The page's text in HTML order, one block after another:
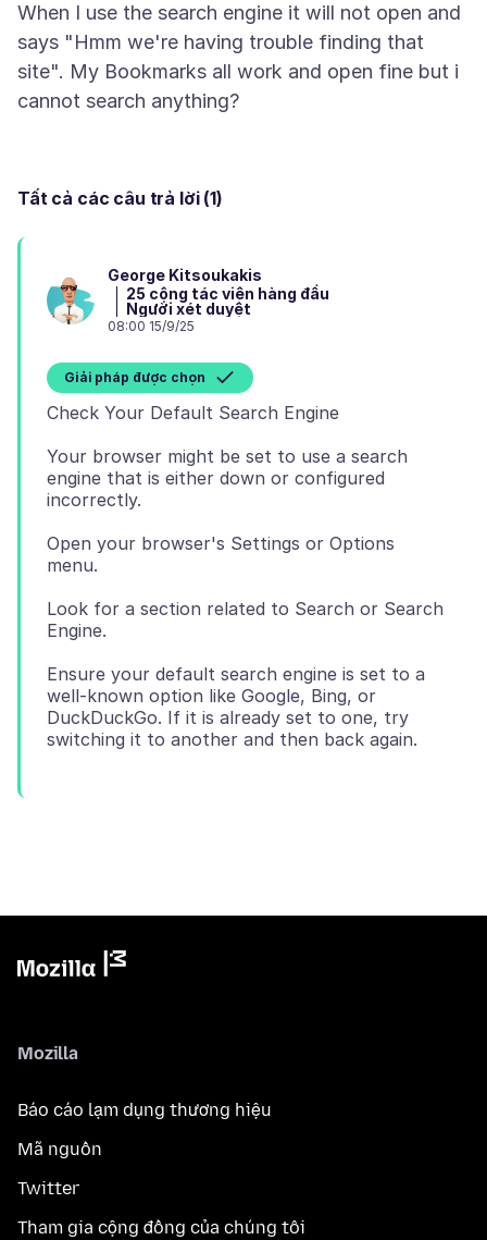
When I use the search engine it will not open and
says "Hmm we're having trouble finding that
site". My Bookmarks all work and open fine but i
Tất cả các câu trả lời (1)
George Kitsoukakis
25 cộng tác viên hàng đầu
Người xét duyệt
08:00 15/9/25
Giải pháp được chọn
Your browser might be set to use a search
engine that is either down or configured
Open your browser's Settings or Options
Look for a section related to Search or Search
Ensure your default search engine is set to a
well-known option like Google, Bing, or
DuckDuckGo. If it is already set to one, try
Mozilla
Báo cáo lạm dụng thương hiệu
Mã nguồn
Twitter
Tham gia cộng đồng của chúng tôi